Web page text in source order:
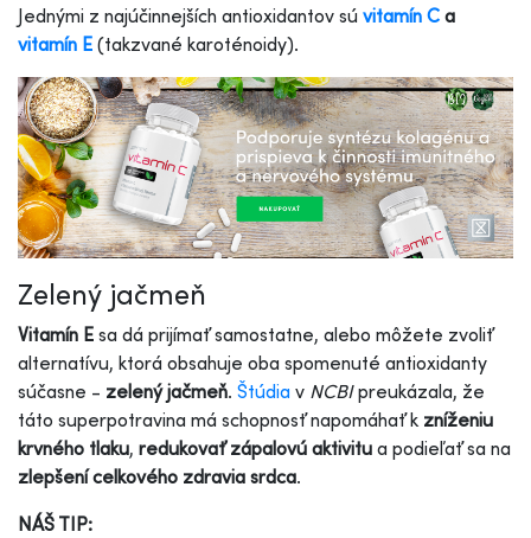
Jednými z najúčinnejších antioxidantov sú vitamín C a
vitamín E (takzvané karoténoidy).
Zelený jačmeň
Vitamín E sa dá prijímať samostatne, alebo môžete zvoliť
alternatívu, ktorá obsahuje oba spomenuté antioxidanty
súčasne - zelený jačmeň. Štúdia v NCBIpreukázala, že
táto superpotravina má schopnosť napomáhať k zníženiu
krvného tlaku, redukovať zápalovú aktivitu a podieľať sa na
zlepšení celkového zdravia srdca.
NÁŠ TIP: